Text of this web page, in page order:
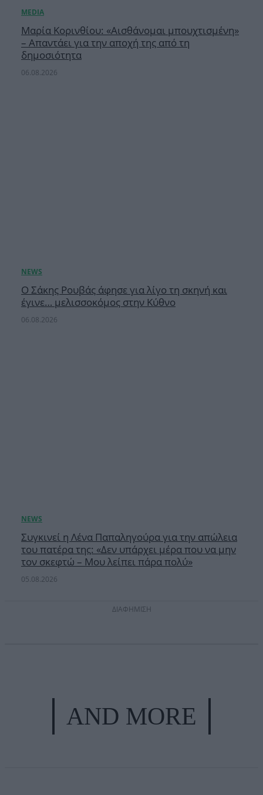
Μαρία Κορινθίου: «Αισθάνομαι μπουχτισμένη»
– Απαντάει για την αποχή της από τη
δημοσιότητα
06.08.2026
Ο Σάκης Ρουβάς άφησε για λίγο τη σκηνή και
έγινε… μελισσοκόμος στην Κύθνο
06.08.2026
Συγκινεί η Λένα Παπαληγούρα για την απώλεια
του πατέρα της: «Δεν υπάρχει μέρα που να μην
τον σκεφτώ – Μου λείπει πάρα πολύ»
05.08.2026
ΔΙΑΦΗΜΙΣΗ
AND MORE